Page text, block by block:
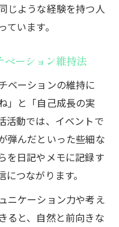
じような経験を持つ人
います。
ベーション維持法
ベーションの維持に
」と「自己成長の実
活動では、イベントで
弾んだといった些細な
を日記やメモに記録す
つながります。
ニケーション力や考え
ると、自然と前向きな